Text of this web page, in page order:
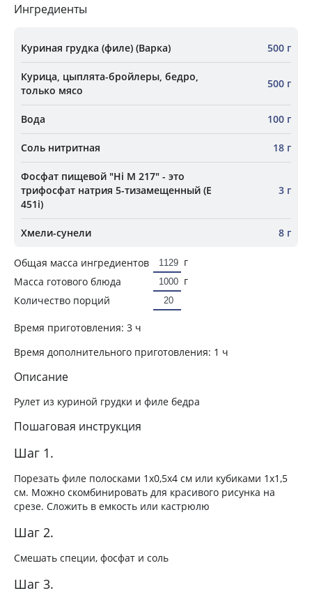
Ингредиенты
Куриная грудка (филе) (Варка) 500 г
Курица, цыплята-бройлеры, бедро,
только мясо
500 г
Вода 100 г
Соль нитритная 18 г
Фосфат пищевой "Hi М 217" - это
трифосфат натрия 5-тизамещенный (Е
451i)
3 г
Хмели-сунели 8 г
Общая масса ингредиентов
г
Масса готового блюда
г
Количество порций
Время приготовления: 3 ч
Время дополнительного приготовления: 1 ч
Описание
Рулет из куриной грудки и филе бедра
Пошаговая инструкция
Шаг 1.
Порезать филе полосками 1х0,5х4 см или кубиками 1х1,5
см. Можно скомбинировать для красивого рисунка на
срезе. Сложить в емкость или кастрюлю
Шаг 2.
Смешать специи, фосфат и соль
Шаг 3.